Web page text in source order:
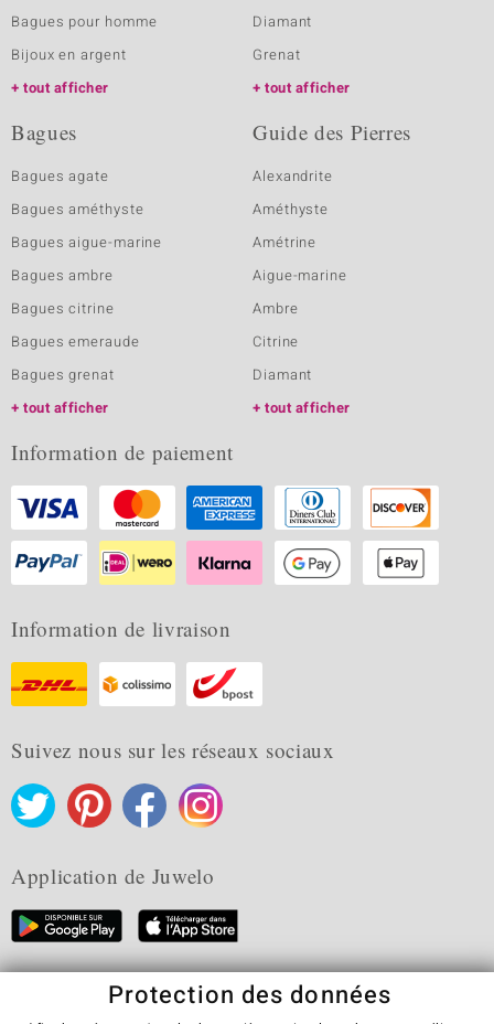
Bagues pour homme
Bijoux en argent
tout afficher
Diamant
Grenat
tout afficher
Bagues
Bagues agate
Bagues améthyste
Bagues aigue-marine
Bagues ambre
Bagues citrine
Bagues emeraude
Bagues grenat
tout afficher
Guide des Pierres
Alexandrite
Améthyste
Amétrine
Aigue-marine
Ambre
Citrine
Diamant
tout afficher
Information de paiement
Information de livraison
Suivez nous sur les réseaux sociaux
Application de Juwelo
CGV Protection des données
Cookies
Protection des données